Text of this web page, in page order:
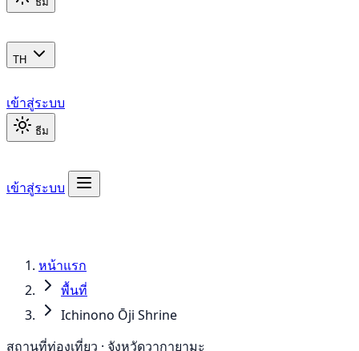
TH
เข้าสู่ระบบ
ธีม
เข้าสู่ระบบ
หน้าแรก
พื้นที่
Ichinono Ōji Shrine
สถานที่ท่องเที่ยว · จังหวัดวากายามะ